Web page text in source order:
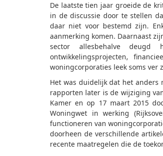
De laatste tien jaar groeide de
in de discussie door te stellen
daar niet voor bestemd zijn.
aanmerking komen. Daarnaast
sector allesbehalve deugd
ontwikkelingsprojecten,
woningcorporaties leek soms ver
Het was duidelijk dat het anders
rapporten later is de wijziging
Kamer en op 17 maart 2015
Woningwet in werking
functioneren van
doorheen de verschillende
recente maatregelen die de